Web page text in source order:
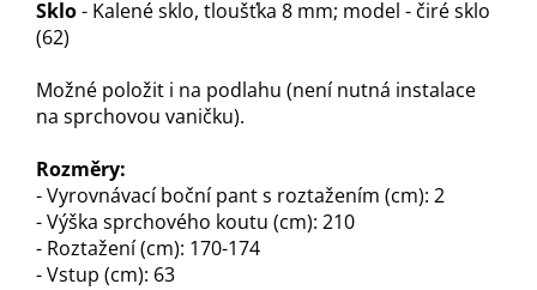
Sklo- Kalené sklo, tloušťka 8 mm; model - čiré sklo
(62)
Možné položit i na podlahu (není nutná instalace
na sprchovou vaničku).
Rozměry:
- Vyrovnávací boční pant s roztažením (cm): 2
- Výška sprchového koutu (cm): 210
- Roztažení (cm): 170-174
- Vstup (cm): 63